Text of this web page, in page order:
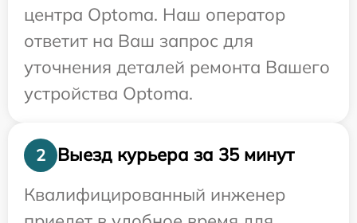
центра Optoma. Наш оператор
ответит на Ваш запрос для
уточнения деталей ремонта Вашего
устройства Optoma.
2
Выезд курьера за 35 минут
Квалифицированный инженер